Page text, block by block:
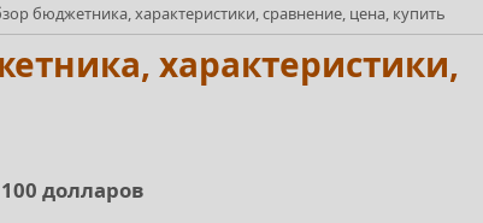
бюджетника, характеристики, сравнение, цена, купить
характеристики,
долларов